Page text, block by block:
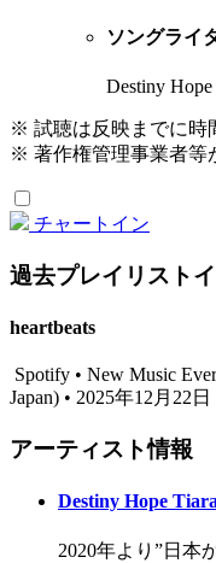
ソングライ
Destiny
※ 試聴は反映までに時
※ 著作権管理事業者等
チャートイン
過去プレイリスト
heartbeats
Spotify • New Music
Japan) • 2025年12月22日
アーティスト情報
Destiny Hope Tiara
2020年より”日本